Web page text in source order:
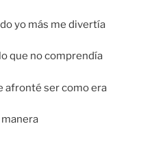
yo más me divertía
que no comprendía
afronté ser como era
manera